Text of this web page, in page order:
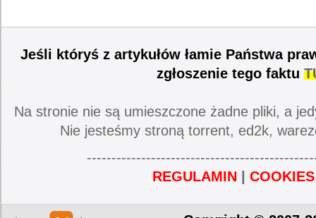
Jeśli któryś z artykułów łamie Państwa
zgłoszenie tego faktu
Na stronie nie są umieszczone żadne pliki, a
Nie jesteśmy stroną torrent, ed2k,
REGULAMIN
COOKIES